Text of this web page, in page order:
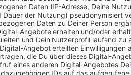
Eine Patentklage aus Amerika bringt
Pharmaunternehmens Biofrontera.
noch unbekannter Konkurrent aus
Produkt bei ihm abgeschaut zu
Bestrahlung, die Hautkrebs